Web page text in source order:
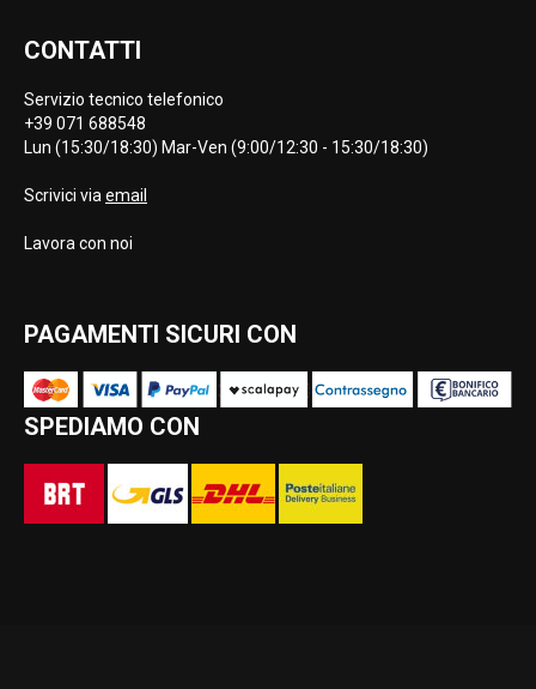
CONTATTI
Servizio tecnico telefonico
+39 071 688548
Lun (15:30/18:30) Mar-Ven (9:00/12:30 - 15:30/18:30)
Scrivici via email
Lavora con noi
PAGAMENTI SICURI CON
SPEDIAMO CON